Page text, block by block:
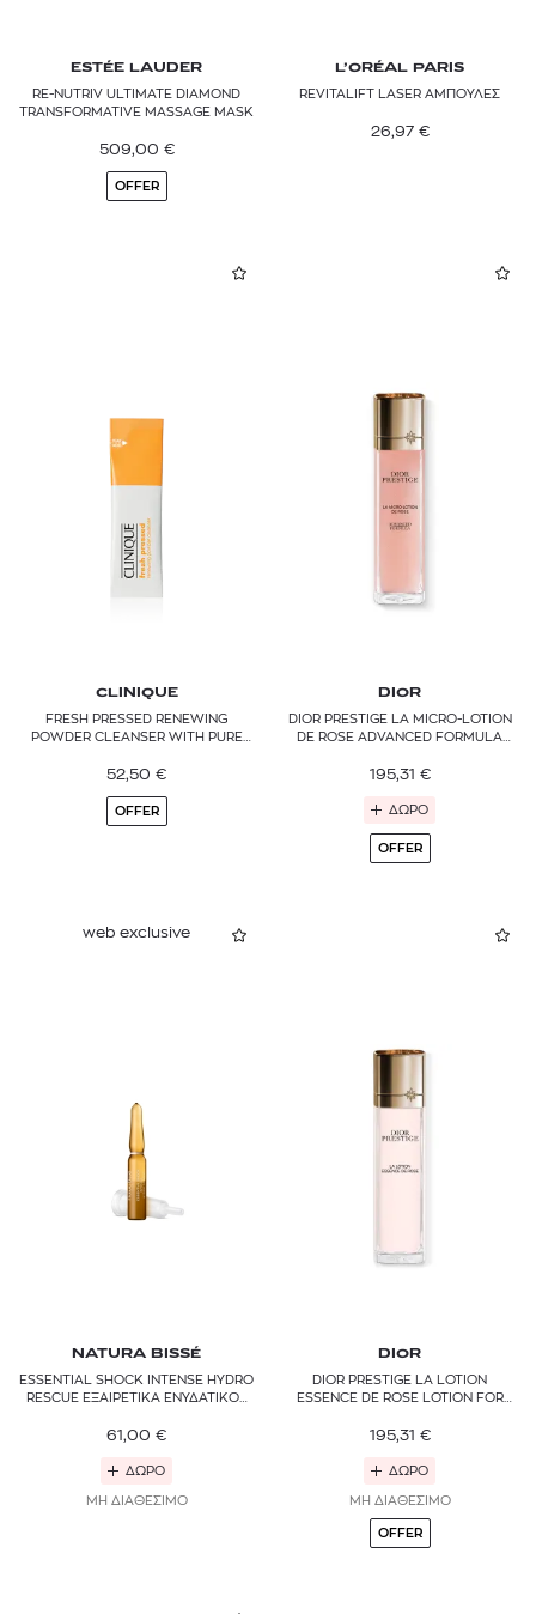
ESTÉE LAUDER
RE-NUTRIV ULTIMATE DIAMOND
TRANSFORMATIVE MASSAGE MASK
509,00 €
OFFER
L’ORÉAL PARIS
REVITALIFT LASER ΑΜΠΟΥΛΕΣ
26,97 €
CLINIQUE
FRESH PRESSED RENEWING
POWDER CLEANSER WITH PURE
52,50 €
OFFER
DIOR
DIOR PRESTIGE LA MICRO-LOTION
DE ROSE ADVANCED FORMULA
195,31 €
ΔΩΡΟ
OFFER
web exclusive
NATURA BISSÉ
ESSENTIAL SHOCK INTENSE HYDRO
RESCUE ΕΞΑΙΡΕΤΙΚΑ ΕΝΥΔΑΤΙΚΟΣ
ΠΡΟΣΩΠΟΥ
61,00 €
ΔΩΡΟ
ΜΗ ΔΙΑΘΕΣΙΜΟ
DIOR
DIOR PRESTIGE LA LOTION
ESSENCE DE ROSE LOTION FOR
195,31 €
ΔΩΡΟ
ΜΗ ΔΙΑΘΕΣΙΜΟ
OFFER